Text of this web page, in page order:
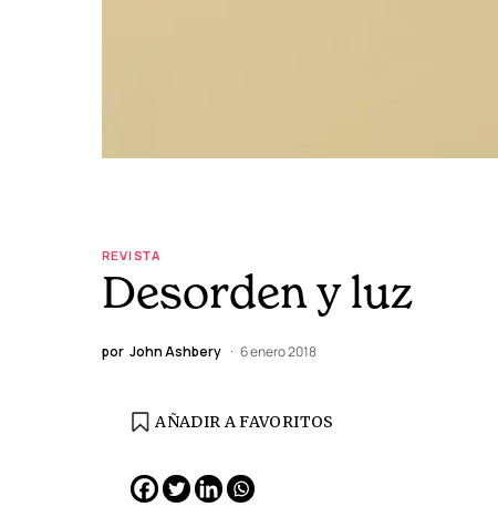
REVISTA
Desorden y luz
por John Ashbery 6 enero 2018
AÑADIR A FAVORITOS